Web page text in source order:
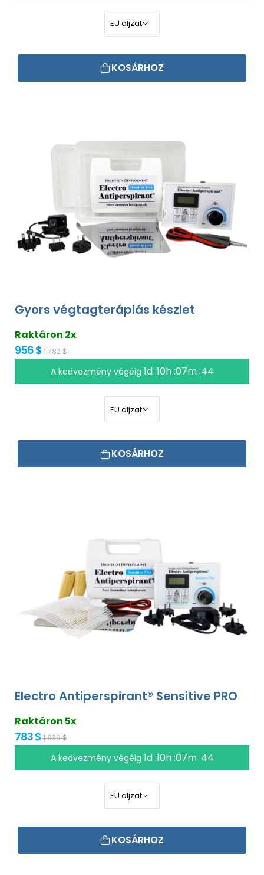
KOSÁRHOZ
Gyors végtagterápiás készlet
Raktáron 2x
956 $ 1 782 $
A kedvezmény végéig1d :10h :07m :43
KOSÁRHOZ
Electro Antiperspirant® Sensitive PRO
Raktáron 5x
783 $ 1 639 $
A kedvezmény végéig1d :10h :07m :43
KOSÁRHOZ